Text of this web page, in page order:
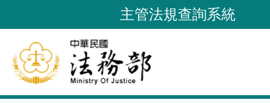
到
要
內
容
主管法規查詢系統